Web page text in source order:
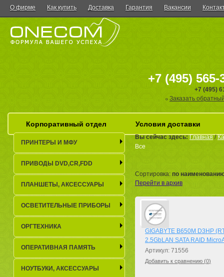
О фирме Как купить Доставка Гарантия Вакансии
+7 (495) 565-
+7 (495)
Заказать
Корпоративный отдел Условия доставки
Вы сейчас здесь:Главная/
Все
Сортировка: по
Перейти в архив
GIGABYTE B650M D3HP
2.5GbLAN SATA RAID
Артикул: 71556
Добавить к сравнению (0)
ПРИНТЕРЫ И МФУ
ПРИВОДЫ DVD,CR,FDD
ПЛАНШЕТЫ, АКСЕСCУАРЫ
ОСВЕТИТЕЛЬНЫЕ ПРИБОРЫ
ОРГТЕХНИКА
ОПЕРАТИВНАЯ ПАМЯТЬ
НОУТБУКИ, АКСЕСCУАРЫ